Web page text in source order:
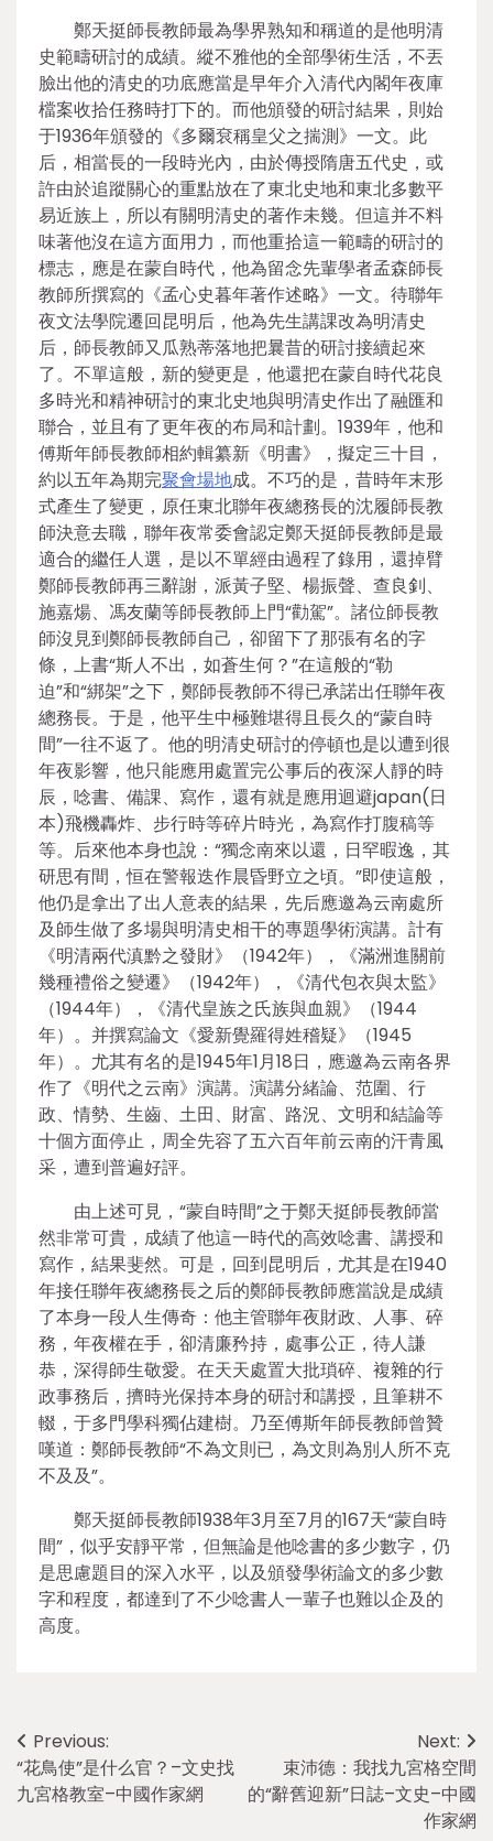
鄭天挺師長教師最為學界熟知和稱道的是他明清
史範疇研討的成績。縱不雅他的全部學術生活，不丟
臉出他的清史的功底應當是早年介入清代內閣年夜庫
檔案收拾任務時打下的。而他頒發的研討結果，則始
于1936年頒發的《多爾袞稱皇父之揣測》一文。此
后，相當長的一段時光內，由於傳授隋唐五代史，或
許由於追蹤關心的重點放在了東北史地和東北多數平
易近族上，所以有關明清史的著作未幾。但這并不料
味著他沒在這方面用力，而他重拾這一範疇的研討的
標志，應是在蒙自時代，他為留念先輩學者孟森師長
教師所撰寫的《孟心史暮年著作述略》一文。待聯年
夜文法學院遷回昆明后，他為先生講課改為明清史
后，師長教師又瓜熟蒂落地把曩昔的研討接續起來
了。不單這般，新的變更是，他還把在蒙自時代花良
多時光和精神研討的東北史地與明清史作出了融匯和
聯合，並且有了更年夜的布局和計劃。1939年，他和
傅斯年師長教師相約輯纂新《明書》，擬定三十目，
約以五年為期完聚會場地成。不巧的是，昔時年末形
式產生了變更，原任東北聯年夜總務長的沈履師長教
師決意去職，聯年夜常委會認定鄭天挺師長教師是最
適合的繼任人選，是以不單經由過程了錄用，還掉臂
鄭師長教師再三辭謝，派黃子堅、楊振聲、查良釗、
施嘉煬、馮友蘭等師長教師上門“勸駕”。諸位師長教
師沒見到鄭師長教師自己，卻留下了那張有名的字
條，上書“斯人不出，如蒼生何？”在這般的“勒
迫”和“綁架”之下，鄭師長教師不得已承諾出任聯年夜
總務長。于是，他平生中極難堪得且長久的“蒙自時
間”一往不返了。他的明清史研討的停頓也是以遭到很
年夜影響，他只能應用處置完公事后的夜深人靜的時
辰，唸書、備課、寫作，還有就是應用迴避japan(日
本)飛機轟炸、步行時等碎片時光，為寫作打腹稿等
等。后來他本身也說：“獨念南來以還，日罕暇逸，其
研思有間，恒在警報迭作晨昏野立之頃。”即使這般，
他仍是拿出了出人意表的結果，先后應邀為云南處所
及師生做了多場與明清史相干的專題學術演講。計有
《明清兩代滇黔之發財》（1942年），《滿洲進關前
幾種禮俗之變遷》（1942年），《清代包衣與太監》
（1944年），《清代皇族之氏族與血親》（1944
年）。并撰寫論文《愛新覺羅得姓稽疑》（1945
年）。尤其有名的是1945年1月18日，應邀為云南各界
作了《明代之云南》演講。演講分緒論、范圍、行
政、情勢、生齒、土田、財富、路況、文明和結論等
十個方面停止，周全先容了五六百年前云南的汗青風
采，遭到普遍好評。
由上述可見，“蒙自時間”之于鄭天挺師長教師當
然非常可貴，成績了他這一時代的高效唸書、講授和
寫作，結果斐然。可是，回到昆明后，尤其是在1940
年接任聯年夜總務長之后的鄭師長教師應當說是成績
了本身一段人生傳奇：他主管聯年夜財政、人事、碎
務，年夜權在手，卻清廉矜持，處事公正，待人謙
恭，深得師生敬愛。在天天處置大批瑣碎、複雜的行
政事務后，擠時光保持本身的研討和講授，且筆耕不
輟，于多門學科獨佔建樹。乃至傅斯年師長教師曾贊
嘆道：鄭師長教師“不為文則已，為文則為別人所不克
不及及”。
鄭天挺師長教師1938年3月至7月的167天“蒙自時
間”，似乎安靜平常，但無論是他唸書的多少數字，仍
是思慮題目的深入水平，以及頒發學術論文的多少數
字和程度，都達到了不少唸書人一輩子也難以企及的
高度。
Post
navigation
Previous:
“花鳥使”是什么官？–文史找
九宮格教室–中國作家網
Next:
束沛德：我找九宮格空間
的“辭舊迎新”日誌–文史–中國
作家網